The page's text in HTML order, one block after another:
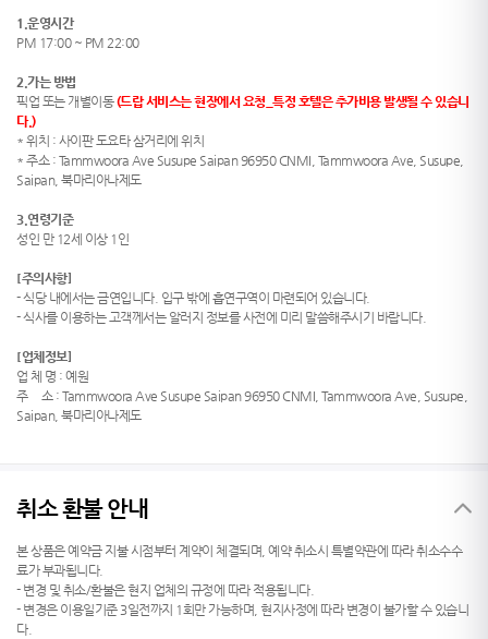
1.운영시간
PM 17:00 ~ PM 22:00
2.가는 방법
픽업 또는 개별이동(드랍 서비스는 현장에서 요청_특정 호텔은 추가비용 발생될 수 있습니
다.)
* 위치 : 사이판 도요타 삼거리에 위치
* 주소 : Tammwoora Ave Susupe Saipan 96950 CNMI, Tammwoora Ave, Susupe,
Saipan, 북마리아나제도
3.연령기준
성인 만 12세 이상 1인
[주의사항]
- 식당 내에서는 금연입니다. 입구 밖에 흡연구역이 마련되어 있습니다.
- 식사를 이용하는 고객께서는 알러지 정보를 사전에 미리 말씀해주시기 바랍니다.
[업체정보]
업 체 명 : 예원
주
소 : Tammwoora Ave Susupe Saipan 96950 CNMI, Tammwoora Ave, Susupe,
Saipan, 북마리아나제도
취소 환불 안내
본 상품은 예약금 지불 시점부터 계약이 체결되며, 예약 취소시 특별약관에 따라 취소수수
료가 부과됩니다.
- 변경 및 취소/환불은 현지 업체의 규정에 따라 적용됩니다.
- 변경은 이용일기준 3일전까지 1회만 가능하며, 현지사정에 따라 변경이 불가할 수 있습니
다.